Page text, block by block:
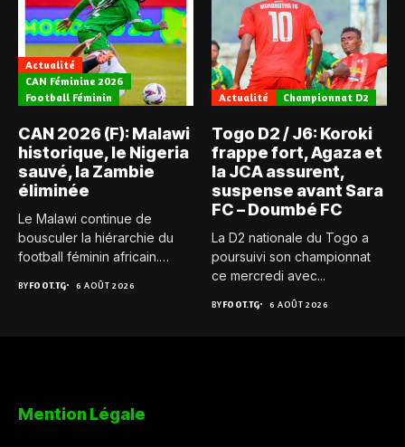
Actualité
CAN Féminine 2026
Football Féminin
CAN 2026 (F): Malawi
historique, le Nigeria
sauvé, la Zambie
éliminée
Le Malawi continue de
bousculer la hiérarchie du
football féminin africain.
BYFOOT.TG 6 AOÛT 2026
Actualité Championnat D2
Togo D2 / J6: Koroki
frappe fort, Agaza et
la JCA assurent,
suspense avant Sara
FC – Doumbé FC
La D2 nationale du Togo a
poursuivi son championnat
ce mercredi avec...
BYFOOT.TG 6 AOÛT 2026
Mention Légale